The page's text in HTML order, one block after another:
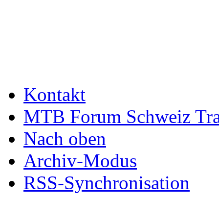
Kontakt
MTB Forum Schweiz
Nach oben
Archiv-Modus
RSS-Synchronisation